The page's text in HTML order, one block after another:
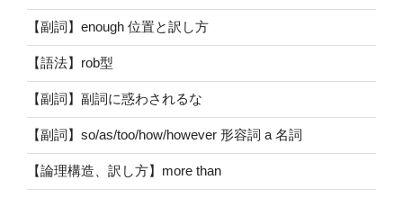
【副詞】enough 位置と訳し方
【語法】rob型
【副詞】副詞に惑わされるな
【副詞】so/as/too/how/however 形容詞 a 名詞
【論理構造、訳し方】more than